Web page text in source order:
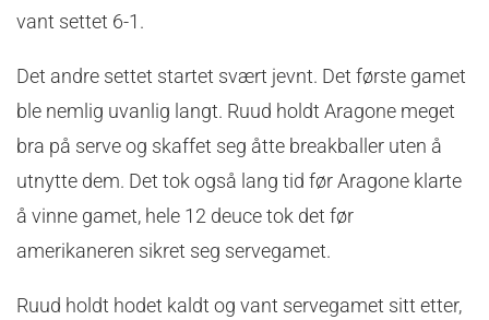
vant settet 6-1.
Det andre settet startet svært jevnt. Det første gamet
ble nemlig uvanlig langt. Ruud holdt Aragone meget
bra på serve og skaffet seg åtte breakballer uten å
utnytte dem. Det tok også lang tid før Aragone klarte
å vinne gamet, hele 12 deuce tok det før
amerikaneren sikret seg servegamet.
Ruud holdt hodet kaldt og vant servegamet sitt etter,